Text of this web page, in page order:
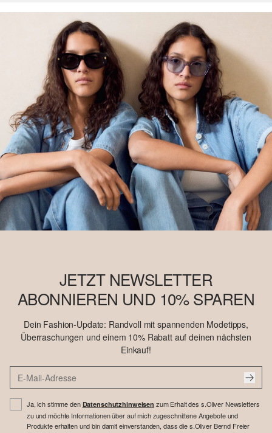
JETZT NEWSLETTER
ABONNIEREN UND 10% SPAREN
Dein Fashion-Update: Randvoll mit spannenden Modetipps,
Überraschungen und einem 10% Rabatt auf deinen nächsten
Einkauf!
Ja, ich stimme den Datenschutzhinweisen zum Erhalt des s.Oliver Newsletters
zu und möchte Informationen über auf mich zugeschnittene Angebote und
Produkte erhalten und bin damit einverstanden, dass die s.Oliver Bernd Freier